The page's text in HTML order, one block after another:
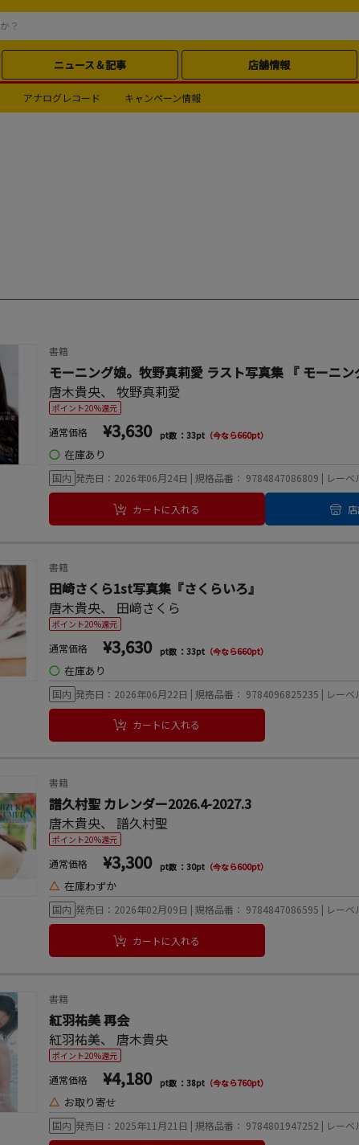
ニュース＆記事 店舗情報
アナログレコード キャンペーン情報
書籍
モーニング娘。牧野真莉愛 ラスト写真集 『 モーニン
唐木貴央、 牧野真莉愛
ポイント20%還元
通常価格 ¥3,630 pt数 ：33pt （今なら660pt）
◯ 在庫あり
国内 発売日：2026年06月24日 | 規格品番： 9784847086809 | レーベ
カートに入れる
書籍
田崎さくら1st写真集『さくらいろ』
唐木貴央、 田﨑さくら
ポイント20%還元
通常価格 ¥3,630 pt数 ：33pt （今なら660pt）
◯ 在庫あり
国内 発売日：2026年06月22日 | 規格品番： 9784096825235 | レーベ
カートに入れる
書籍
譜久村聖 カレンダー2026.4-2027.3
唐木貴央、譜久村聖
ポイント20%還元
通常価格 ¥3,300 pt数 ：30pt （今なら600pt）
△ 在庫わずか
国内 発売日：2026年02月09日 | 規格品番： 9784847086595 | レーベ
カートに入れる
書籍
紅羽祐美 再会
紅羽祐美、 唐木貴央
ポイント20%還元
通常価格 ¥4,180 pt数 ：38pt （今なら760pt）
△ お取り寄せ
国内 発売日：2025年11月21日 | 規格品番： 9784801947252 | レーベ